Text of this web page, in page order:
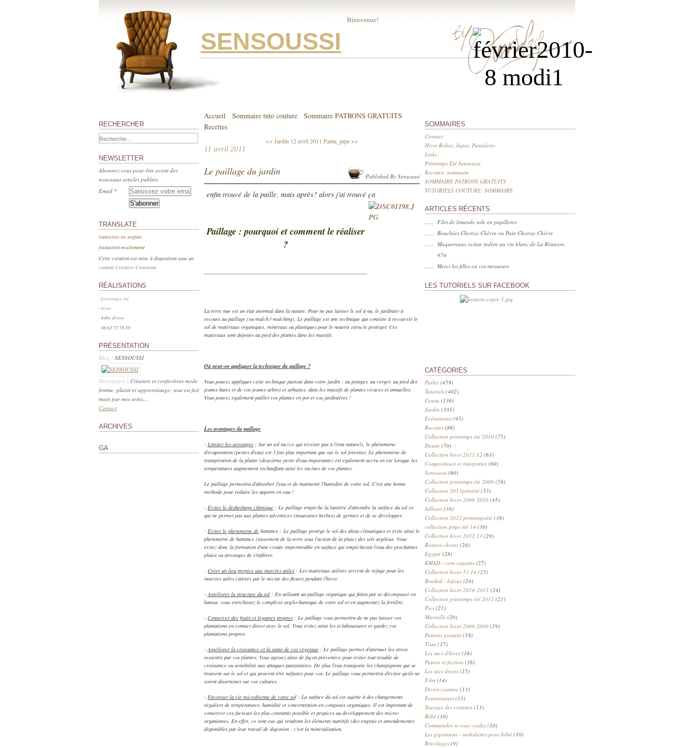
Bienvenue!
SENSOUSSI
RECHERCHER
NEWSLETTER
Abonnez-vous pour être averti des
nouveaux articles publiés.
Email
TRANSLATE
traduction en anglais
traduction en allemand
Cette création est mise à disposition sous un
contrat Creative Commons
RÉALISATIONS
-printemps, été
-hiver
- bébé, divers
06 62 77 78 59
PRÉSENTATION
Blog : SENSOUSSI
Description : Création et confections mode
femme, plaisir et apprentissage; tout est fait
main par mes soins....
Contact
ARCHIVES
GA
Accueil Sommaire tuto couture
Sommaire PATRONS GRATUITS
Recettes
<< Jardin 12 avril 2011 Panta_jupe >>
11 avril 2011
Le paillage du jardin
enfin trouvé de la paille, mais après? alors j'ai trouvé ça
Paillage : pourquoi et comment le réaliser
?
La terre nue est un état anormal dans la nature. Pour ne pas laisser le sol à nu, le jardinier à
recours au paillage (ou mulch / mulching). Le paillage est une technique qui consiste à recouvrir le
sol de matériaux organiques, minéraux ou plastiques pour le nourrir et/ou le protéger. Ces
matériaux sont déposés au pied des plantes dans les massifs.
Où peut-on appliquer la technique du paillage ?
Vous pouvez appliquer cette technique partout dans votre jardin : au potager, au verger, au pied des
jeunes haies et de vos jeunes arbres et arbustes, dans les massifs de plantes vivaces et annuelles.
Vous pouvez également pailler vos plantes en pot et vos jardinières !
Les avantages du paillage
- Limiter les arrosages : Sur un sol nu (ce qui n'existe pas à l'état naturel), le phénomène
d'évaporation (pertes d'eau) est 3 fois plus important que sur le sol forestier. Le phénomène de
transpiration de la plante (deuxième perte d'eau importante) est également accru en été lorsque les
températures augmentent réchauffant ainsi les racines de vos plantes.
Le paillage permettra d'absorber l'eau et de maintenir l'humidité de votre sol. C'est une bonne
méthode pour réduire les apports en eau !
- Éviter le désherbage chimique : Le paillage empêche la lumière d'atteindre la surface du sol ce
qui ne permet pas aux plantes adventices (mauvaises herbes) de germer et de se développer.
- Éviter le phénomène de battance : Le paillage protège le sol des aléas climatiques et évite ainsi le
phénomène de battance (tassement de la terre sous l'action de la pluie) des sols argileux. Vous
évitez donc la formation d'une croûte imperméable en surface qui empêcherait l'eau des prochaines
pluies ou arrosages de s'infiltrer.
- Créer un lieu propice aux insectes utiles : Les matériaux utilisés servent de refuge pour les
insectes utiles (attirés par le nectar des fleurs) pendant l'hiver.
-Améliorer la structure du sol : En utilisant un paillage organique qui finira par se décomposer en
humus, vous enrichissez le complexe argilo-humique de votre sol et en augmentez la fertilité.
- Conserver des fruits et légumes propres : Le paillage vous permettra de ne pas laisser vos
plantations en contact direct avec le sol. Vous évitez ainsi les éclaboussures et gardez vos
plantations propres.
-Améliorer la croissance et la santé de vos végétaux : Le paillage permet d'atténuer les stress
ressentis par vos plantes. Vous agissez ainsi de façon préventive pour éviter tout trouble de
croissance ou sensibilité aux attaques parasitaires. De plus l'eau transporte les champignons qui se
trouvent sur le sol et qui peuvent être néfastes pour vos. Le paillage vous permettra d'éviter qu'ils ne
soient disséminés sur vos cultures.
- Favoriser la vie microbienne de votre sol : La surface du sol est sujette à des changements
réguliers de températures, humidité et concentration en composés organiques. Il est important de
conserver ces facteurs les plus constants possible et propices au développement des micro-
organismes. En effet, ce sont eux qui rendront les éléments nutritifs (des engrais et amendements)
disponibles par leur travail de digestion : c'est la minéralisation.
Published By Sensoussi
SOMMAIRES
Contact
Hiver Robes, Jupes, Pantalons
Links
Printemps Eté Sensoussi
Recettes: sommaire
SOMMAIRE PATRONS GRATUITS
TUTORIELS COUTURE: SOMMAIRE
ARTICLES RÉCENTS
Filet de limande sole en papillotes
Bouchées Chorizo Chèvre ou Pain Chorizo Chèvre
Maquereaux océan indien au vin blanc de La Réunion,
974
Merci les filles ou ces messieurs
LES TUTORIELS SUR FACEBOOK
CATÉGORIES
Parler(459)
Tutoriels (402)
Cousu (136)
Jardin (101)
Evènements (95)
Recettes (86)
Collection printemps été 2010 (75)
Dessin (70)
Collection hiver 2011 12 (63)
Compositeurs et interprètes (60)
Sensoussi (60)
Collection printemps été 2009 (58)
Collection 2013printété (53)
Collection hiver 2009 2010 (45)
Ailleurs (38)
Collection 2012 printempsété (38)
collection prtps été 14 (30)
Collection hiver 2012 13 (29)
Bonnes choses (28)
Egypte (28)
KMAD - com copains (27)
Collection hiver 13 14 (25)
Beaded - bijoux (24)
Collection hiver 2010-2011 (24)
Collection printemps été 2011 (21)
Pics (21)
Marseille (20)
Collection hiver 2008 2009 (19)
Patrons gratuits (18)
Tissu (17)
Les sacs d'hiver(16)
Patron et faction (16)
Les sacs divers (15)
Film (14)
Divers couture (13)
Fournisseurs (13)
Travaux des visiteurs (13)
Bébé (10)
Commander si vous voulez (10)
Les gigoteuses - turbulettes pour bébé (10)
Bricolages (9)